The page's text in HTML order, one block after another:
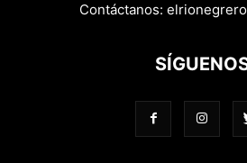
Contáctanos: